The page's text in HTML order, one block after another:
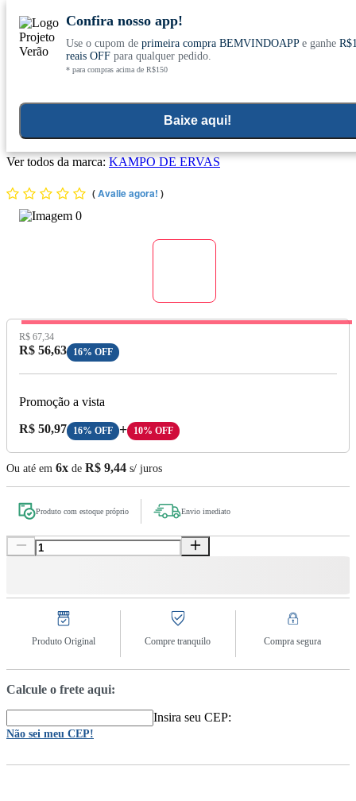
Conheça nosso site novo! E comemore com 0
Confira nosso app!
Use o cupom de primeira compra BEMVINDOAPPe ganhe
reais OFFpara qualquer pedido.
* para compras acima de R$150
Baixe aqui!
Canela do Ceilão Extrato líquido 60ml - Kampo de Ervas
Ver todos da marca: KAMPO DE ERVAS
(Avalie agora! )
Preço Original:
R$ 67,34
Preço com Desconto:
R$ 56,63 16% OFF
Promoção a vista
Preço A Vista:
R$ 50,97 16% OFF + 10% OFF
Ou até em 6x de R$ 9,44 s/ juros
Produto com estoque próprio Envio imediato
Produto Original Compre tranquilo Compra segura
Calcule o frete aqui:
Insira seu CEP:
Não sei meu CEP!